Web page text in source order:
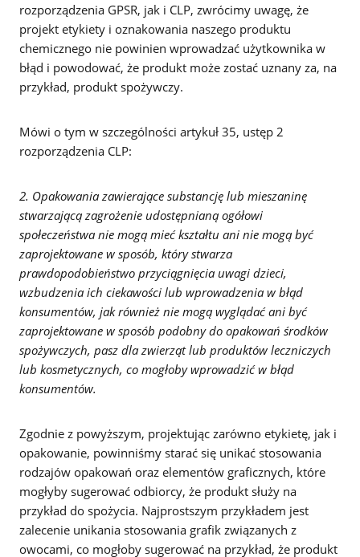
rozporządzenia GPSR, jak i CLP, zwrócimy uwagę, że
projekt etykiety i oznakowania naszego produktu
chemicznego nie powinien wprowadzać użytkownika w
błąd i powodować, że produkt może zostać uznany za, na
przykład, produkt spożywczy.
Mówi o tym w szczególności artykuł 35, ustęp 2
rozporządzenia CLP:
2. Opakowania zawierające substancję lub mieszaninę
stwarzającą zagrożenie udostępnianą ogółowi
społeczeństwa nie mogą mieć kształtu ani nie mogą być
zaprojektowane w sposób, który stwarza
prawdopodobieństwo przyciągnięcia uwagi dzieci,
wzbudzenia ich ciekawości lub wprowadzenia w błąd
konsumentów, jak również nie mogą wyglądać ani być
zaprojektowane w sposób podobny do opakowań środków
spożywczych, pasz dla zwierząt lub produktów leczniczych
lub kosmetycznych, co mogłoby wprowadzić w błąd
konsumentów.
Zgodnie z powyższym, projektując zarówno etykietę, jak i
opakowanie, powinniśmy starać się unikać stosowania
rodzajów opakowań oraz elementów graficznych, które
mogłyby sugerować odbiorcy, że produkt służy na
przykład do spożycia. Najprostszym przykładem jest
zalecenie unikania stosowania grafik związanych z
owocami, co mogłoby sugerować na przykład, że produkt